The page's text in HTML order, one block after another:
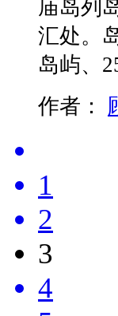
庙岛列
汇处。
岛屿、
作者：
1
2
3
4